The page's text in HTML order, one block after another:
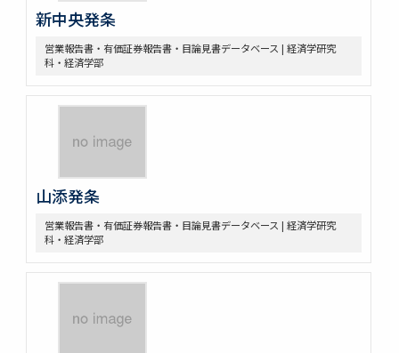
新中央発条
営業報告書・有価証券報告書・目論見書データベース | 経済学研究
科・経済学部
山添発条
営業報告書・有価証券報告書・目論見書データベース | 経済学研究
科・経済学部